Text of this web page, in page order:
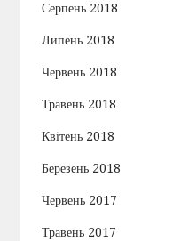
Серпень 2018
Липень 2018
Червень 2018
Травень 2018
Квітень 2018
Березень 2018
Червень 2017
Травень 2017